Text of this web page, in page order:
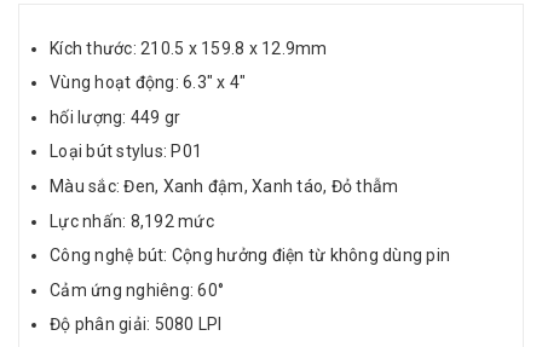
Kích thước: 210.5 x 159.8 x 12.9mm
Vùng hoạt động: 6.3" x 4"
hối lượng: 449 gr
Loại bút stylus: P01
Màu sắc: Đen, Xanh đậm, Xanh táo, Đỏ thẫm
Lực nhấn: 8,192 mức
Công nghệ bút: Cộng hưởng điện từ không dùng pin
Cảm ứng nghiêng: 60°
Độ phân giải: 5080 LPI